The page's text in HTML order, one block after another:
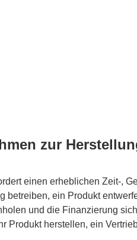
zur
einen erheblichen Zeit-,
betreiben, ein Produkt
und die Finanzierung
Produkt herstellen, ein